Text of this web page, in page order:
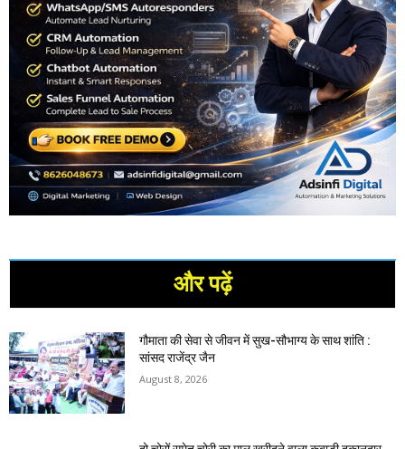
और पढ़ें
गौमाता की सेवा से जीवन में सुख-सौभाग्य के साथ शांति :
सांसद राजेंद्र जैन
August 8, 2026